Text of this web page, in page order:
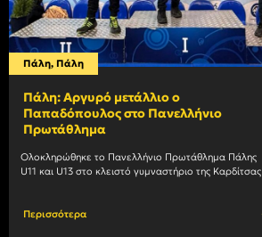
Πάλη, Πάλη
Πάλη: Αργυρό μετάλλιο ο
Παπαδόπουλος στο Πανελλήνιο
Πρωτάθλημα
Ολοκληρώθηκε το Πανελλήνιο Πρωτάθλημα Πάλης
U11 και U13 στο κλειστό γυμναστήριο της Καρδίτσας.
Περισσότερα